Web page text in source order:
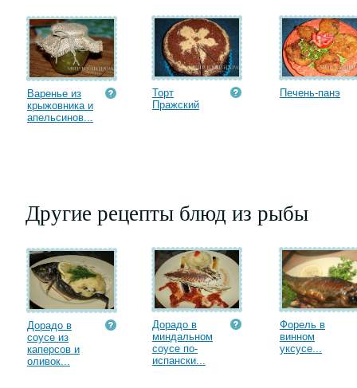
Варенье из
крыжовника и
апельсинов...
Торт
Пражский
Печень-панэ
Другие рецепты блюд из рыбы
Дорадо в
соусе из
каперсов и
оливок...
Дорадо в
миндальном
соусе по-
испански...
Форель в
винном
уксусе...